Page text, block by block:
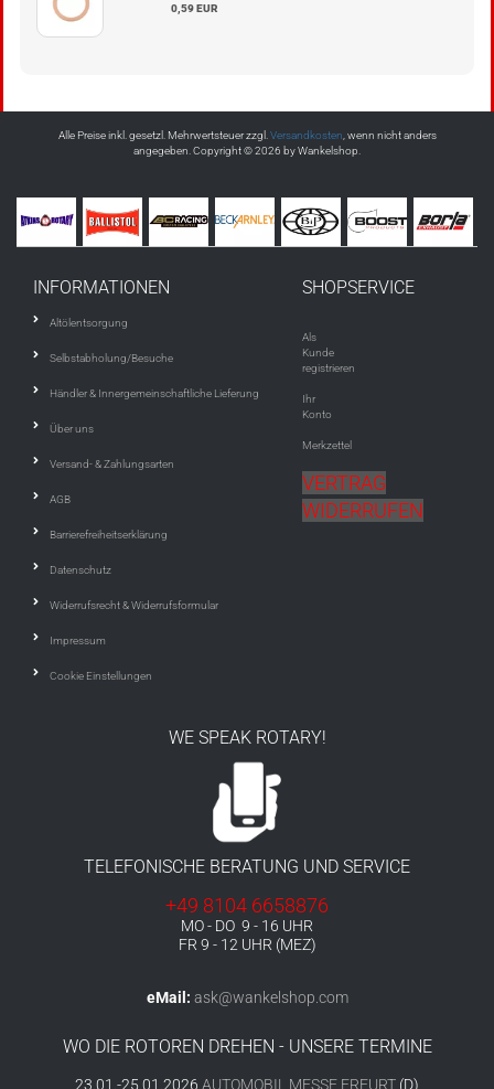
0,59 EUR
Alle Preise inkl. gesetzl. Mehrwertsteuer zzgl. Versandkosten , wenn nicht anders
angegeben. Copyright © 2026 by Wankelshop.
INFORMATIONEN
Altölentsorgung
Selbstabholung/Besuche
Händler & Innergemeinschaftliche Lieferung
Über uns
Versand- & Zahlungsarten
AGB
Barrierefreiheitserklärung
Datenschutz
Widerrufsrecht & Widerrufsformular
Impressum
Cookie Einstellungen
SHOPSERVICE
Als
Kunde
registrieren
Ihr
Konto
Merkzettel
VERTRAG
WIDERRUFEN
WE SPEAK ROTARY!
TELEFONISCHE BERATUNG UND SERVICE
+49 8104 6658876
MO - DO 9 - 16 UHR
FR 9 - 12 UHR (MEZ)
eMail: ask@wankelshop.com
WO DIE ROTOREN DREHEN - UNSERE TERMINE
23.01.-25.01.2026 AUTOMOBIL MESSE ERFURT (D)